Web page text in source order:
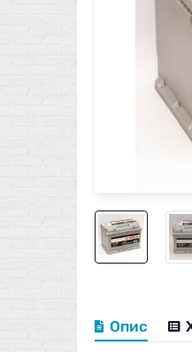
Опис